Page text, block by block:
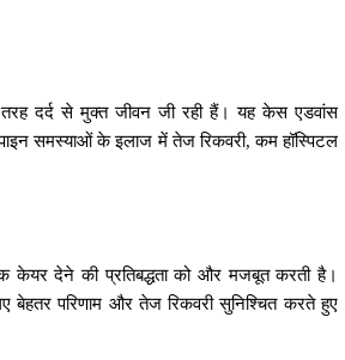
दर्द से मुक्त जीवन जी रही हैं। यह केस एडवांस
स्पाइन समस्याओं के इलाज में तेज रिकवरी, कम हॉस्पिटल
केयर देने की प्रतिबद्धता को और मजबूत करती है।
बेहतर परिणाम और तेज रिकवरी सुनिश्चित करते हुए